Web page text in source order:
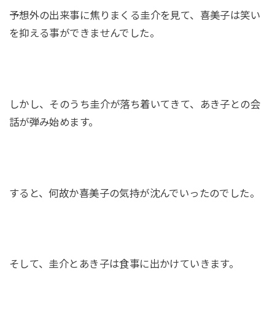
予想外の出来事に焦りまくる圭介を見て、喜美子は笑い
を抑える事ができませんでした。
しかし、そのうち圭介が落ち着いてきて、あき子との会
話が弾み始めます。
すると、何故か喜美子の気持が沈んでいったのでした。
そして、圭介とあき子は食事に出かけていきます。